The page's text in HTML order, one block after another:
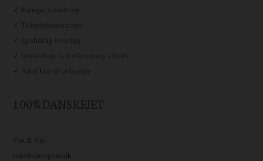
✓ Kæmpe vinudvalg
✓ Tilfredshedsgaranti
✓ Lynhurtig levering
✓ Gratis fragt ved afhentning i butik
✓ Altid klar til at hjælpe
100% DANSKEJET
Vin & Vin
info@vinogvin.dk